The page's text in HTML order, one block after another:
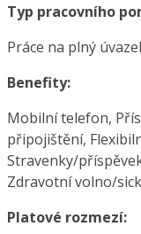
Typ pracovního
Práce na plný
Benefity:
Mobilní telefon,
připojištění,
Stravenky/
Zdravotní volno/
Platové rozmezí: